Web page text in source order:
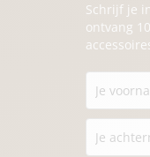
Schrijf je
ontvang